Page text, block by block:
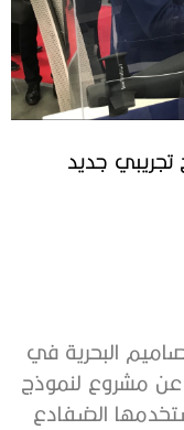
جديد
البحرية في
عن مشروع لنموذج
الضفادع